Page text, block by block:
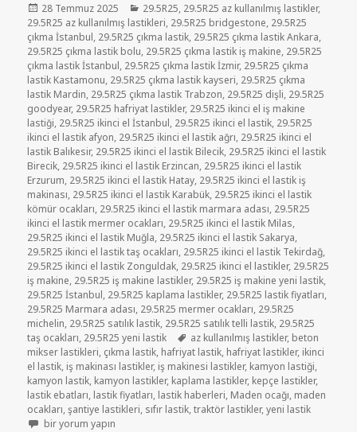
Yayın
tarihi
28 Temmuz 2025 Kategoriler
29.5R25, 29.5R25 az kullanılmış lastikler,
29.5R25 az kullanılmış lastikleri, 29.5R25 bridgestone, 29.5R25
çıkma İstanbul, 29.5R25 çıkma lastik, 29.5R25 çıkma lastik Ankara,
29.5R25 çıkma lastik bolu, 29.5R25 çıkma lastik iş makine, 29.5R25
çıkma lastik İstanbul, 29.5R25 çıkma lastik İzmir, 29.5R25 çıkma
lastik Kastamonu, 29.5R25 çıkma lastik kayseri, 29.5R25 çıkma
lastik Mardin, 29.5R25 çıkma lastik Trabzon, 29.5R25 dişli, 29.5R25
goodyear, 29.5R25 hafriyat lastikler, 29.5R25 ikinci el iş makine
lastiği, 29.5R25 ikinci el İstanbul, 29.5R25 ikinci el lastik, 29.5R25
ikinci el lastik afyon, 29.5R25 ikinci el lastik ağrı, 29.5R25 ikinci el
lastik Balıkesir, 29.5R25 ikinci el lastik Bilecik, 29.5R25 ikinci el lastik
Birecik, 29.5R25 ikinci el lastik Erzincan, 29.5R25 ikinci el lastik
Erzurum, 29.5R25 ikinci el lastik Hatay, 29.5R25 ikinci el lastik iş
makinası, 29.5R25 ikinci el lastik Karabük, 29.5R25 ikinci el lastik
kömür ocakları, 29.5R25 ikinci el lastik marmara adası, 29.5R25
ikinci el lastik mermer ocakları, 29.5R25 ikinci el lastik Milas,
29.5R25 ikinci el lastik Muğla, 29.5R25 ikinci el lastik Sakarya,
29.5R25 ikinci el lastik taş ocakları, 29.5R25 ikinci el lastik Tekirdağ,
29.5R25 ikinci el lastik Zonguldak, 29.5R25 ikinci el lastikler, 29.5R25
iş makine, 29.5R25 iş makine lastikler, 29.5R25 iş makine yeni lastik,
29.5R25 İstanbul, 29.5R25 kaplama lastikler, 29.5R25 lastik fiyatları,
29.5R25 Marmara adası, 29.5R25 mermer ocakları, 29.5R25
michelin, 29.5R25 satılık lastik, 29.5R25 satılık telli lastik, 29.5R25
taş ocakları, 29.5R25 yeni lastik Etiketler
az kullanılmış lastikler, beton
mikser lastikleri, çıkma lastik, hafriyat lastik, hafriyat lastikler, ikinci
el lastik, iş makinası lastikler, iş makinesi lastikler, kamyon lastiği,
kamyon lastik, kamyon lastikler, kaplama lastikler, kepçe lastikler,
lastik ebatları, lastik fiyatları, lastik haberleri, Maden ocağı, maden
ocakları,şantiye lastikleri, sıfır lastik,traktör lastikler,yeni lastik
29.5R25 İŞ MAKİNASI LASTİKLER için
bir yorum yapın